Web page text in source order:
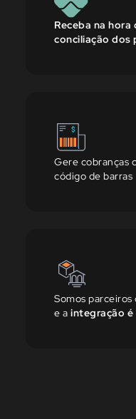
Receba na hora
conciliação dos
Gere cobranças
código de barras
Somos parceiros
e a integração